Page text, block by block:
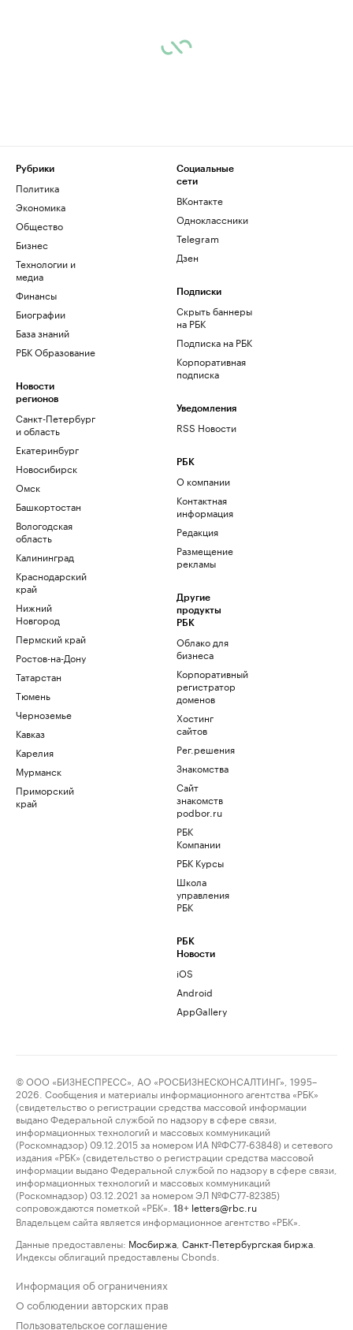
Рубрики
Политика
Экономика
Общество
Бизнес
Технологии и
медиа
Финансы
Биографии
База знаний
РБК Образование
Новости
регионов
Санкт-Петербург
и область
Екатеринбург
Новосибирск
Омск
Башкортостан
Вологодская
область
Калининград
Краснодарский
край
Нижний
Новгород
Пермский край
Ростов-на-Дону
Татарстан
Тюмень
Черноземье
Кавказ
Карелия
Мурманск
Приморский
край
Социальные
сети
ВКонтакте
Одноклассники
Telegram
Дзен
Подписки
Скрыть баннеры
на РБК
Подписка на РБК
Корпоративная
подписка
Уведомления
RSS Новости
РБК
О компании
Контактная
информация
Редакция
Размещение
рекламы
Другие
продукты
РБК
Облако для
бизнеса
Корпоративный
регистратор
доменов
Хостинг
сайтов
Рег.решения
Знакомства
Сайт
знакомств
podbor.ru
РБК
Компании
РБК Курсы
Школа
управления
РБК
РБК
Новости
iOS
Android
AppGallery
© ООО «БИЗНЕСПРЕСС», АО «РОСБИЗНЕСКОНСАЛТИНГ», 1995–
2026. Сообщения и материалы информационного агентства «РБК»
(свидетельство о регистрации средства массовой информации
выдано Федеральной службой по надзору в сфере связи,
информационных технологий и массовых коммуникаций
(Роскомнадзор) 09.12.2015 за номером ИА №ФС77-63848) и сетевого
издания «РБК» (свидетельство о регистрации средства массовой
информации выдано Федеральной службой по надзору в сфере связи,
информационных технологий и массовых коммуникаций
(Роскомнадзор) 03.12.2021 за номером ЭЛ №ФС77-82385)
сопровождаются пометкой «РБК».
18+ letters@rbc.ru
Владельцем сайта является информационное агентство «РБК».
Данные предоставлены: Мосбиржа Санкт-Петербургская биржа
Индексы облигаций предоставлены Cbonds.
Информация об ограничениях
О соблюдении авторских прав
Пользовательское соглашение